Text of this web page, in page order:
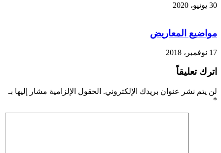
30 يونيو، 2020
مواضيع المعاريض
17 نوفمبر، 2018
اترك تعليقاً
لن يتم نشر عنوان بريدك الإلكتروني. الحقول الإلزامية مشار إليها بـ
*